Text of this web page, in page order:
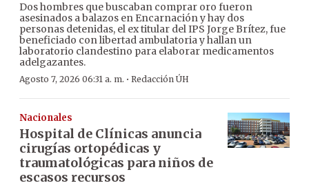
Dos hombres que buscaban comprar oro fueron
asesinados a balazos en Encarnación y hay dos
personas detenidas, el ex titular del IPS Jorge Brítez, fue
beneficiado con libertad ambulatoria y hallan un
laboratorio clandestino para elaborar medicamentos
adelgazantes.
Agosto 7, 2026 06:31 a. m. · Redacción ÚH
Nacionales
Hospital de Clínicas anuncia
cirugías ortopédicas y
traumatológicas para niños de
escasos recursos